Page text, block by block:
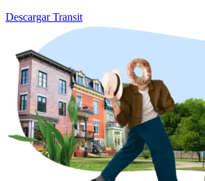
Descargar Transit